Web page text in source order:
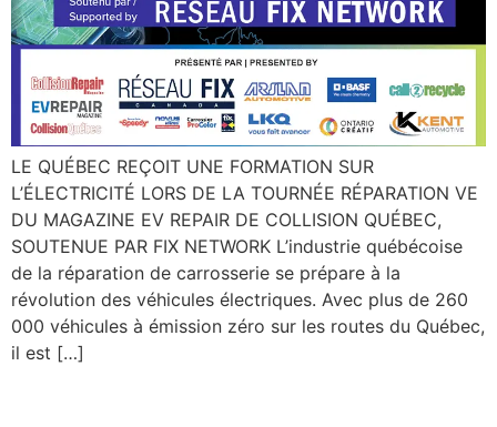
LE QUÉBEC REÇOIT UNE FORMATION SUR
L’ÉLECTRICITÉ LORS DE LA TOURNÉE RÉPARATION VE
DU MAGAZINE EV REPAIR DE COLLISION QUÉBEC,
SOUTENUE PAR FIX NETWORK L’industrie québécoise
de la réparation de carrosserie se prépare à la
révolution des véhicules électriques. Avec plus de 260
000 véhicules à émission zéro sur les routes du Québec,
il est […]